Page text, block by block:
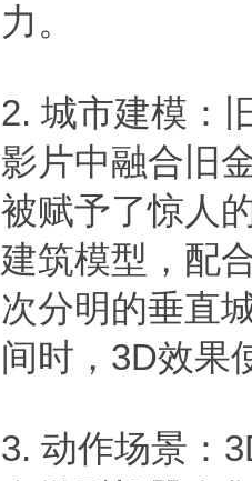
力。
2. 城市建模：
影片中融合旧
被赋予了惊人
建筑模型，配
次分明的垂直
间时，3D效果
3. 动作场景：